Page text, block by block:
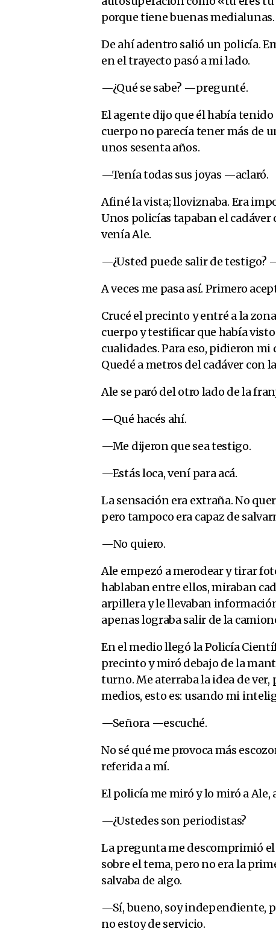
porque tiene buenas medialunas.
De ahí adentro salió un policía.
en el trayecto pasó a mi lado.
—¿Qué se sabe? —pregunté.
El agente dijo que él había tenido
cuerpo no parecía tener más de
unos sesenta años.
—Tenía todas sus joyas —aclaró.
Afiné la vista; lloviznaba. Era
Unos policías tapaban el
venía Ale.
—¿Usted puede salir de testigo?
A veces me pasa así. Primero
Crucé el precinto y entré a la
cuerpo y testificar que había
cualidades. Para eso, pidieron
Quedé a metros del cadáver con
Ale se paró del otro lado de la
—Qué hacés ahí.
—Me dijeron que sea testigo.
—Estás loca, vení para acá.
La sensación era extraña. No
pero tampoco era capaz de
—No quiero.
Ale empezó a merodear y tirar
hablaban entre ellos, miraban
arpillera y le llevaban
apenas lograba salir de la
En el medio llegó la Policía
precinto y miró debajo de la
turno. Me aterraba la idea de
medios, esto es: usando mi
—Señora —escuché.
No sé qué me provoca más
referida a mí.
El policía me miró y lo miró a Ale,
—¿Ustedes son periodistas?
La pregunta me descomprimió el
sobre el tema, pero no era la
salvaba de algo.
—Sí, bueno, soy independiente,
no estoy de servicio.